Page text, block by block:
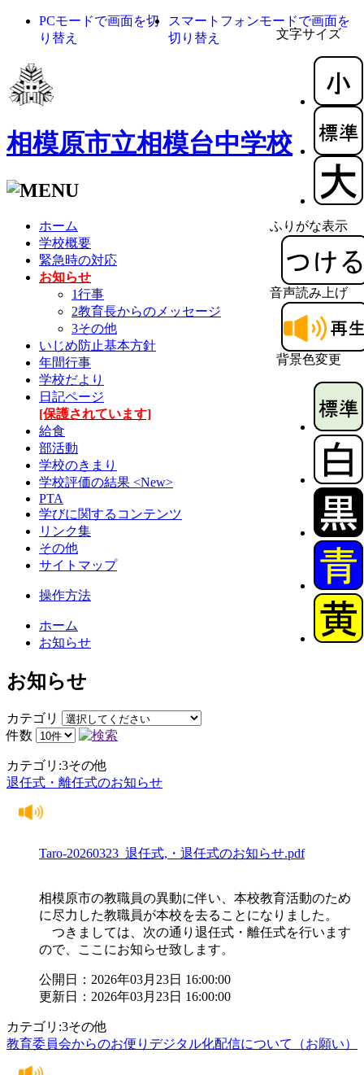
文字サイズ
ふりがな表示
音声読み上げ
背景色変更
PCモードで画面を切
り替え
スマートフォンモードで画面を
切り替え
相模原市立相模台中学校
ホーム
学校概要
緊急時の対応
お知らせ
1行事
2教育長からのメッセージ
3その他
いじめ防止基本方針
年間行事
学校だより
日記ページ
[保護されています]
給食
部活動
学校のきまり
学校評価の結果 <New>
PTA
学びに関するコンテンツ
リンク集
その他
サイトマップ
操作方法
ホーム
お知らせ
お知らせ
カテゴリ
件数
カテゴリ:3その他
退任式・離任式のお知らせ
Taro-20260323_退任式,・退任式のお知らせ.pdf
相模原市の教職員の異動に伴い、本校教育活動のため
に尽力した教職員が本校を去ることになりました。
つきましては、次の通り退任式・離任式を行います
ので、ここにお知らせ致します。
公開日：2026年03月23日 16:00:00
更新日：2026年03月23日 16:00:00
カテゴリ:3その他
教育委員会からのお便りデジタル化配信について（お願い）